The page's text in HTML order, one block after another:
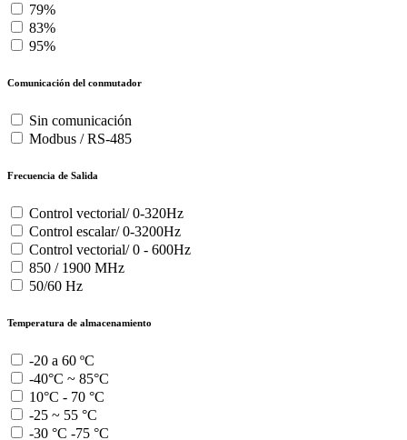
79%
83%
95%
Comunicación del conmutador
Sin comunicación
Modbus / RS-485
Frecuencia de Salida
Control vectorial/ 0-320Hz
Control escalar/ 0-3200Hz
Control vectorial/ 0 - 600Hz
850 / 1900 MHz
50/60 Hz
Temperatura de almacenamiento
-20 a 60 ºC
-40°C ~ 85°C
10°C - 70 °C
-25 ~ 55 °C
-30 °C -75 °C